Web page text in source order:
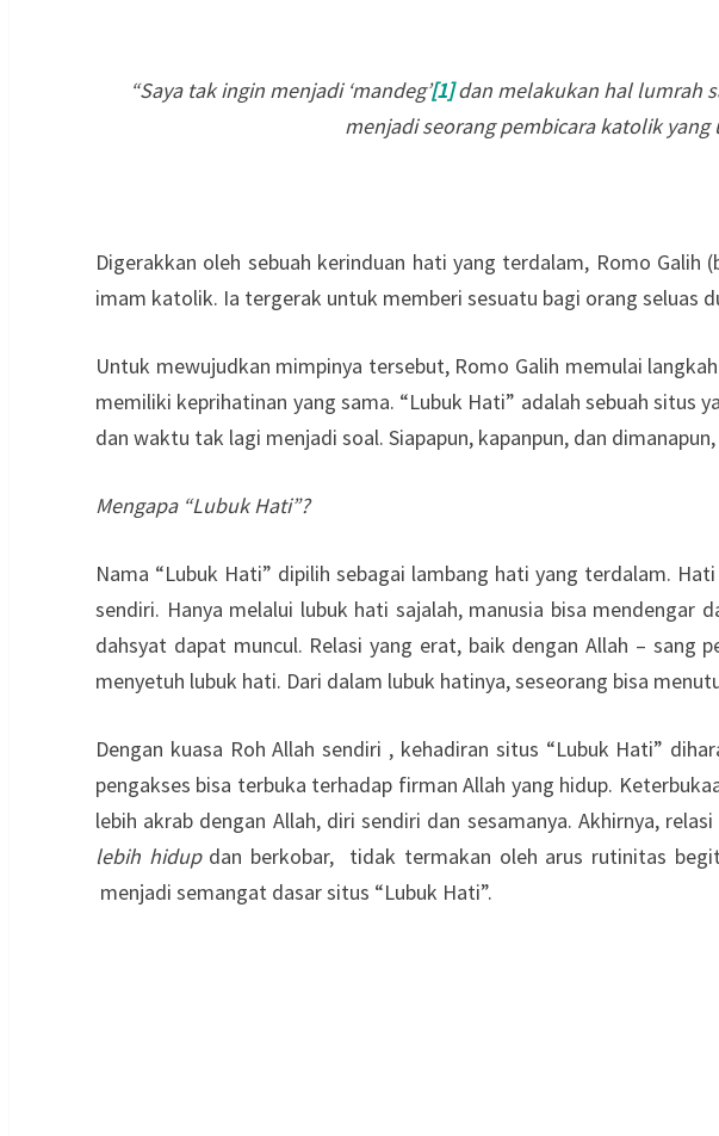
“Saya tak ingin menjadi ‘mandeg’[1]dan melakukan hal lumrah
menjadi seorang pembicara katolik
Digerakkan oleh sebuah kerinduan hati yang terdalam, Romo
imam katolik. Ia tergerak untuk memberi sesuatu bagi orang seluas
Untuk mewujudkan mimpinya tersebut, Romo Galih memulai
memiliki keprihatinan yang sama. “Lubuk Hati” adalah sebuah situs
dan waktu tak lagi menjadi soal. Siapapun, kapanpun, dan
Mengapa “Lubuk Hati”?
Nama “Lubuk Hati” dipilih sebagai lambang hati yang terdalam.
sendiri. Hanya melalui lubuk hati sajalah, manusia bisa mendengar
dahsyat dapat muncul. Relasi yang erat, baik dengan Allah – sang
menyetuh lubuk hati. Dari dalam lubuk hatinya, seseorang bisa
Dengan kuasa Roh Allah sendiri , kehadiran situs “Lubuk Hati”
pengakses bisa terbuka terhadap firman Allah yang hidup.
lebih akrab dengan Allah, diri sendiri dan sesamanya. Akhirnya,
lebih hidupdan berkobar, tidak termakan oleh arus rutinitas
menjadi semangat dasar situs “Lubuk Hati”.